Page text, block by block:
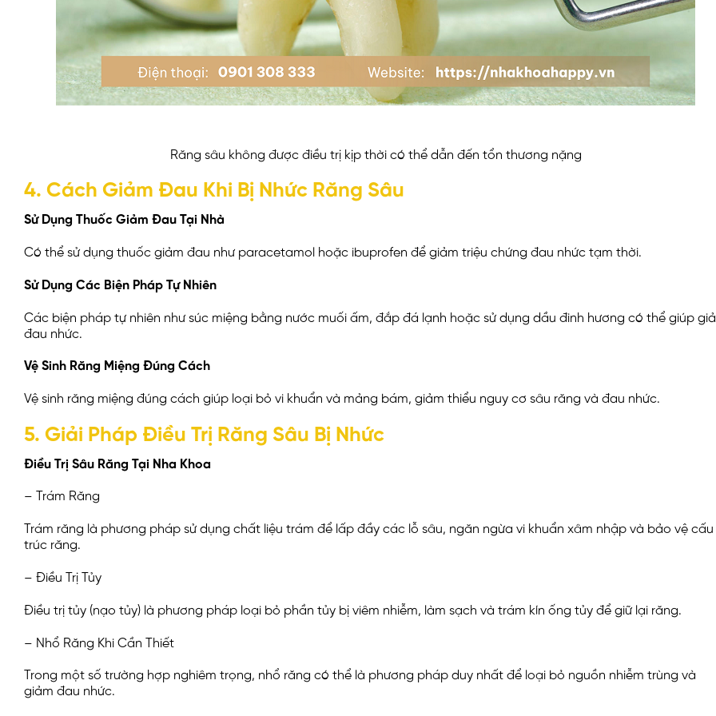
Răng sâu không được điều trị kịp thời có thể dẫn đến tổn thương nặng
4. Cách Giảm Đau Khi Bị Nhức Răng Sâu
Sử Dụng Thuốc Giảm Đau Tại Nhà
Có thể sử dụng thuốc giảm đau như paracetamol hoặc ibuprofen để giảm triệu chứng đau nhức tạm thời.
Sử Dụng Các Biện Pháp Tự Nhiên
Các biện pháp tự nhiên như súc miệng bằng nước muối ấm, đắp đá lạnh hoặc sử dụng dầu đinh hương có thể giúp
đau nhức.
Vệ Sinh Răng Miệng Đúng Cách
Vệ sinh răng miệng đúng cách giúp loại bỏ vi khuẩn và mảng bám, giảm thiểu nguy cơ sâu răng và đau nhức.
5. Giải Pháp Điều Trị Răng Sâu Bị Nhức
Điều Trị Sâu Răng Tại Nha Khoa
– Trám Răng
Trám răng là phương pháp sử dụng chất liệu trám để lấp đầy các lỗ sâu, ngăn ngừa vi khuẩn xâm nhập và bảo vệ cấu
trúc răng.
– Điều Trị Tủy
Điều trị tủy (nạo tủy) là phương pháp loại bỏ phần tủy bị viêm nhiễm, làm sạch và trám kín ống tủy để giữ lại răng.
– Nhổ Răng Khi Cần Thiết
Trong một số trường hợp nghiêm trọng, nhổ răng có thể là phương pháp duy nhất để loại bỏ nguồn nhiễm trùng và
giảm đau nhức.